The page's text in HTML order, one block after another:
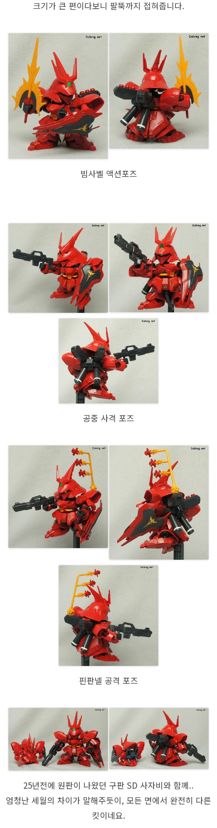
크기가 큰 편이다보니 팔뚝까지 접혀줍니다.
빔사벨 액션포즈
공중 사격 포즈
핀판넬 공격 포즈
25년전에 원판이 나왔던 구판 SD 사자비와 함께..
엄청난 세월의 차이가 말해주듯이, 모든 면에서 완전히 다른
킷이네요.